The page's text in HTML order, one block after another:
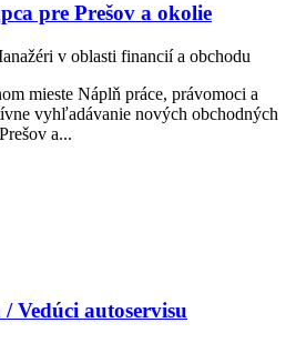
pre Prešov a okolie
v oblasti financií a obchodu
mieste Náplň práce, právomoci a
vyhľadávanie nových obchodných
a...
Vedúci autoservisu